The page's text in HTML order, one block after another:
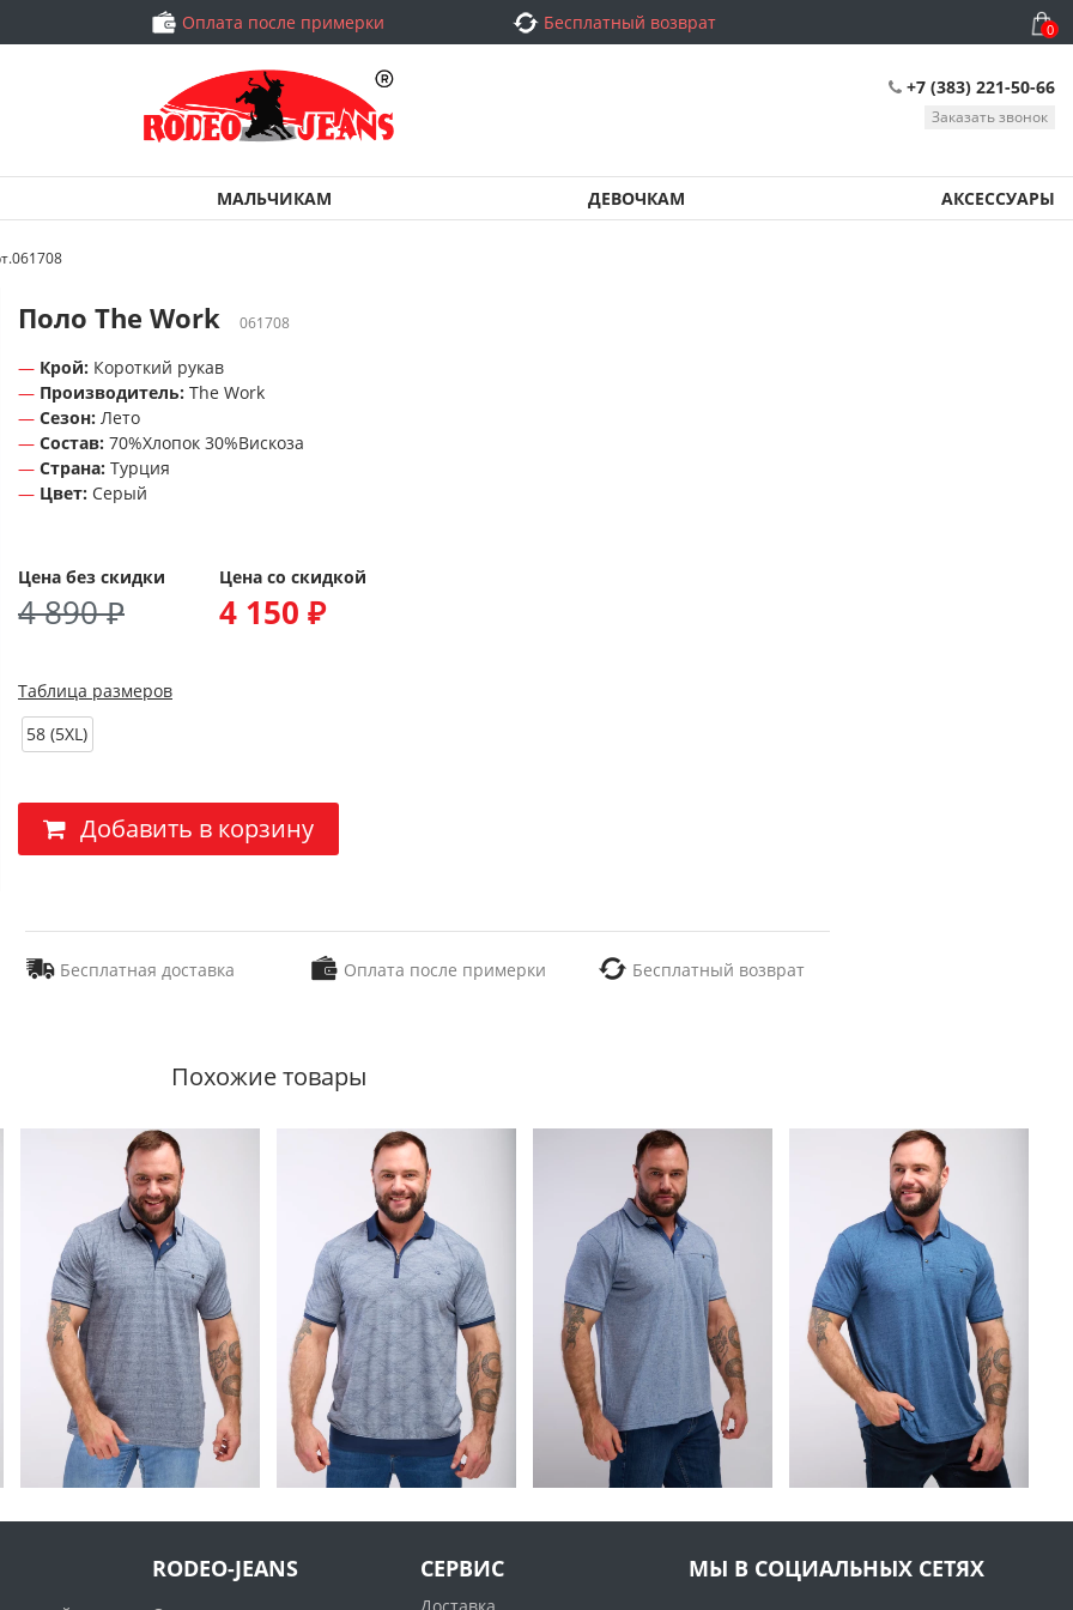
Оплата после примерки Бесплатный возврат 0
+7 (383) 221-50-66
Заказать звонок
МАЛЬЧИКАМ ДЕВОЧКАМ АКСЕССУАРЫ
Поло The Work 061708
Крой: Короткий рукав
Производитель: The Work
Сезон: Лето
Состав: 70%Хлопок 30%Вискоза
Страна: Турция
Цвет: Серый
Цена без скидки
4 890 ₽
Цена со скидкой
4 150 ₽
Таблица размеров
58 (5XL)
Добавить в корзину
Бесплатная доставка Оплата после примерки Бесплатный возврат
Похожие товары
RODEO-JEANS СЕРВИС МЫ В СОЦИАЛЬНЫХ СЕТЯХ